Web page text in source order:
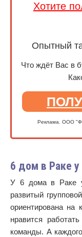
Хотите
Опытный
Что ждёт Вас в
Реклама. ООО
6 дом в Раке
У 6 дома в Раке
развитый
ориентирована на
нравится
команды. А